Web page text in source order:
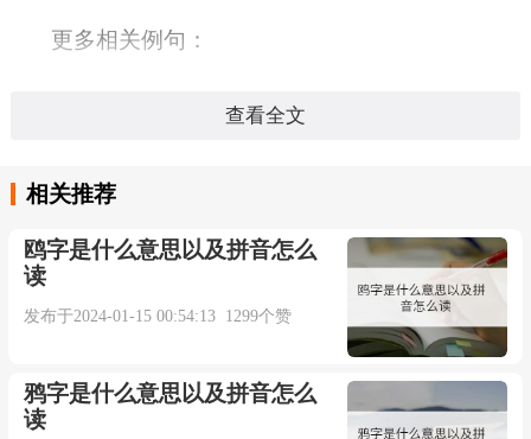
更多相关例句：
以通过邮箱juexin@juexinw.com联系我们删除！
查看全文
相关推荐
鸥字是什么意思以及拼音怎么
读
发布于2024-01-15 00:54:13 1299个赞
鸦字是什么意思以及拼音怎么
读